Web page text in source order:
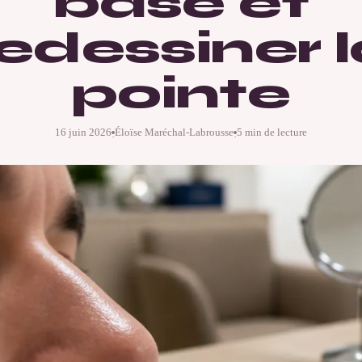
pointe
16 juin 2026·Éloïse Maréchal-Labrousse·5 min de lecture